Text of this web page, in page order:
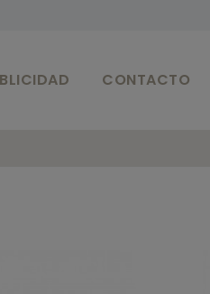
CONTACTO